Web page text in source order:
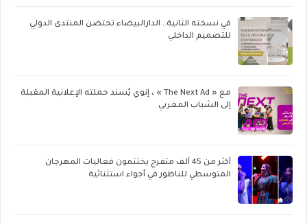
في نسخته الثانية.. الدارالبيضاء تحتضن المنتدى الدولي
للتصميم الداخلي
مع « The Next Ad » ، إنوي يُسند حملته الإعلانية المقبلة
إلى الشباب المغربي
أكثر من 45 ألف متفرج يختتمون فعاليات المهرجان
المتوسطي للناظور في أجواء استثنائية